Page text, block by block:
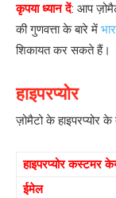
कृपया ध्यान दें: आप
की गुणवत्ता के बारे में
शिकायत कर सकते हैं।
हाइपरप्योर
ज़ोमैटो के हाइपरप्योर
हाइपरप्योर कस्टमर
ईमेल